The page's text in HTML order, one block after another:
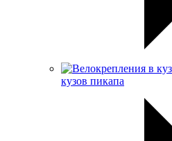
кузов пикапа